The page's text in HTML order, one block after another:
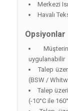
Merkezi
Havalı
Opsiyonlar
uygulanabilir
Talep
(BSW /
Talep
(-10°C ile